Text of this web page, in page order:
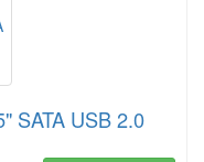
SATA USB 2.0